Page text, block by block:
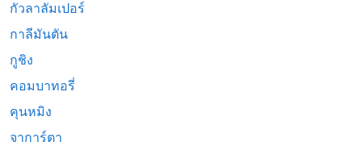
กัวลาลัมเปอร์
กาลีมันตัน
กูชิง
คอมบาทอรี่
คุนหมิง
จาการ์ตา